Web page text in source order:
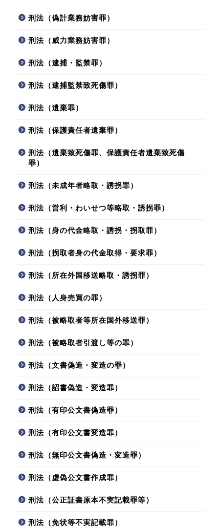
刑法（偽計業務妨害罪）
刑法（威力業務妨害罪）
刑法（逮捕・監禁罪）
刑法（逮捕監禁致死傷罪）
刑法（遺棄罪）
刑法（保護責任者遺棄罪）
刑法（遺棄致死傷罪、保護責任者遺棄致死傷
罪）
刑法（未成年者略取・誘拐罪）
刑法（営利・わいせつ等略取・誘拐罪）
刑法（身の代金略取・誘拐・拐取罪）
刑法（拐取者身の代金取得・要求罪）
刑法（所在外国移送略取・誘拐罪）
刑法（人身売買の罪）
刑法（被略取者等所在国外移送罪）
刑法（被略取者引渡し等の罪）
刑法（文書偽造・変造の罪）
刑法（詔書偽造・変造罪）
刑法（有印公文書偽造罪）
刑法（有印公文書変造罪）
刑法（無印公文書偽造・変造罪）
刑法（虚偽公文書作成罪）
刑法（公正証書原本不実記載罪等）
刑法（免状等不実記載罪）